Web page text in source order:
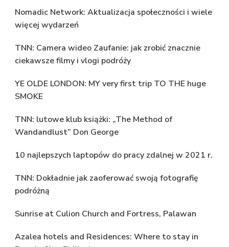
Nomadic Network: Aktualizacja społeczności i wiele
więcej wydarzeń
TNN: Camera wideo Zaufanie: jak zrobić znacznie
ciekawsze filmy i vlogi podróży
YE OLDE LONDON: MY very first trip TO THE huge
SMOKE
TNN: lutowe klub książki: „The Method of
Wandandlust” Don George
10 najlepszych laptopów do pracy zdalnej w 2021 r.
TNN: Dokładnie jak zaoferować swoją fotografię
podróżną
Sunrise at Culion Church and Fortress, Palawan
Azalea hotels and Residences: Where to stay in